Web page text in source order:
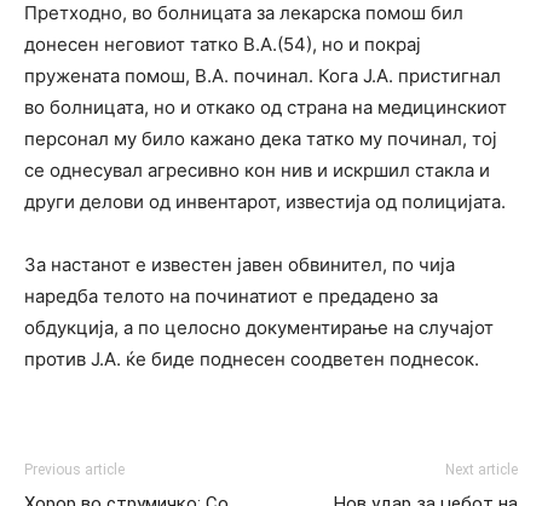
Претходно, во болницата за лекарска помош бил
донесен неговиот татко В.А.(54), но и покрај
пружената помош, В.А. починал. Кога Ј.А. пристигнал
во болницата, но и откако од страна на медицинскиот
персонал му било кажано дека татко му починал, тој
се однесувал агресивно кон нив и искршил стакла и
други делови од инвентарот, известија од полицијата.
За настанот е известен јавен обвинител, по чија
наредба телото на починатиот е предадено за
обдукција, а по целосно документирање на случајот
против Ј.А. ќе биде поднесен соодветен поднесок.
Previous article Next article